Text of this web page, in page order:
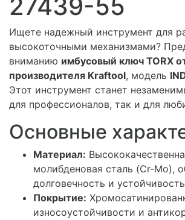
27439-55
Ищете надежный инструмент для
высокоточными механизмами?
вниманию имбусовый ключ TORX
производителя Kraftool, модель
Этот инструмент станет
для профессионалов, так и для
Основные
Материал:
молибденовая сталь (Cr-Mo),
долговечность и
Покрытие:
износоустойчивости и